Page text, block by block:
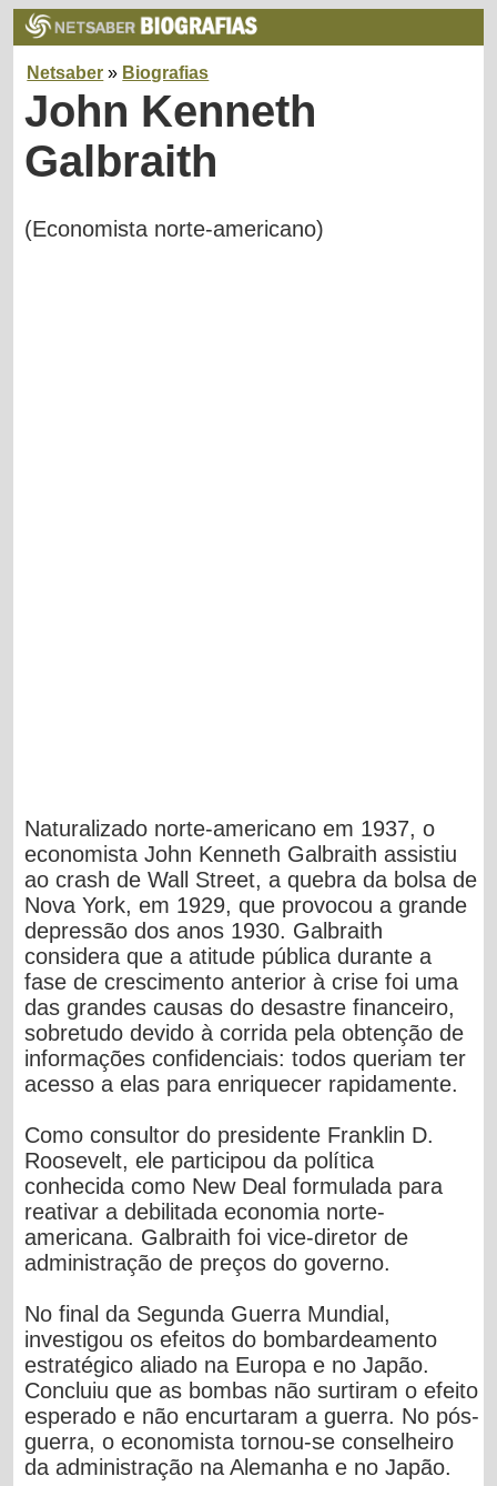
Netsaber » Biografias
John Kenneth
Galbraith
(Economista norte-americano)
Naturalizado norte-americano em 1937, o
economista John Kenneth Galbraith assistiu
ao crash de Wall Street, a quebra da bolsa de
Nova York, em 1929, que provocou a grande
depressão dos anos 1930. Galbraith
considera que a atitude pública durante a
fase de crescimento anterior à crise foi uma
das grandes causas do desastre financeiro,
sobretudo devido à corrida pela obtenção de
informações confidenciais: todos queriam ter
acesso a elas para enriquecer rapidamente.
Como consultor do presidente Franklin D.
Roosevelt, ele participou da política
conhecida como New Deal formulada para
reativar a debilitada economia norte-
americana. Galbraith foi vice-diretor de
administração de preços do governo.
No final da Segunda Guerra Mundial,
investigou os efeitos do bombardeamento
estratégico aliado na Europa e no Japão.
Concluiu que as bombas não surtiram o efeito
esperado e não encurtaram a guerra. No pós-
guerra, o economista tornou-se conselheiro
da administração na Alemanha e no Japão.